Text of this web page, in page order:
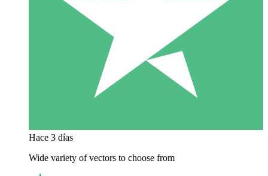
Hace 3 días
Wide variety of vectors to choose from